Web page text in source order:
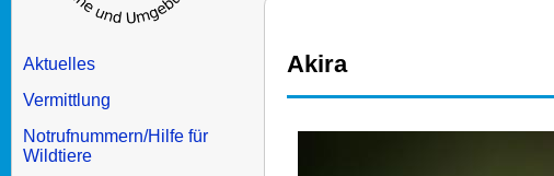
Aktuelles
Vermittlung
Notrufnummern/Hilfe für
Wildtiere
Akira